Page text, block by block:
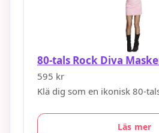
80-tals Rock Diva
595 kr
Klä dig som en ikonisk 80-
Läs mer